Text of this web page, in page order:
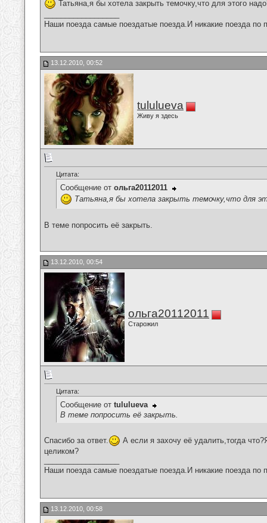
Татьяна,я бы хотела закрыть темочку,что для этого
Наши поезда самые поездатые поезда.И никакие поезда по
13.12.2010, 00:52
tululueva
Живу я здесь
Цитата:
Сообщение от ольга20112011
Татьяна,я бы хотела закрыть темочку,что для
В теме попросить её закрыть.
13.12.2010, 00:54
ольга20112011
Старожил
Цитата:
Сообщение от tululueva
В теме попросить её закрыть.
Спасибо за ответ.
А если я захочу её удалить,тогда
целиком?
Наши поезда самые поездатые поезда.И никакие поезда по
13.12.2010, 00:58